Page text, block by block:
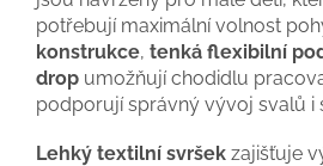
potřebují maximální volnost
konstrukce, tenká flexibilní
drop umožňují chodidlu
podporují správný vývoj svalů i
Lehký textilní svršek zajišťuje